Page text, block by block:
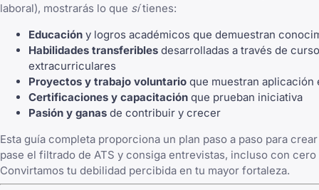
laboral), mostrarás lo que sítienes:
Educación y logros académicos que demuestran
Habilidades transferibles desarrolladas a través de
extracurriculares
Proyectos y trabajo voluntario que muestran aplicación
Certificaciones y capacitación que prueban iniciativa
Pasión y ganas de contribuir y crecer
Esta guía completa proporciona un plan paso a paso para
pase el filtrado de ATS y consiga entrevistas, incluso con
Convirtamos tu debilidad percibida en tu mayor fortaleza.